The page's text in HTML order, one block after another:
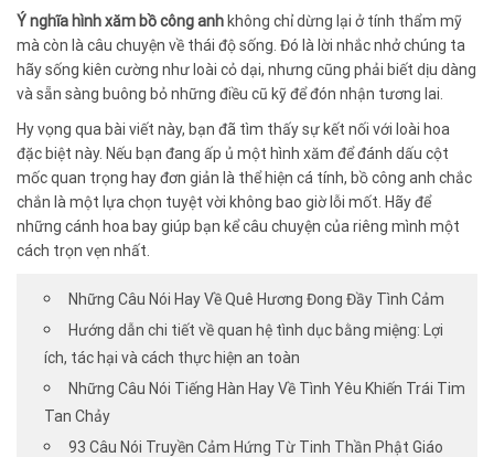
Ý nghĩa hình xăm bồ công anhkhông chỉ dừng lại ở tính thẩm mỹ
mà còn là câu chuyện về thái độ sống. Đó là lời nhắc nhở chúng ta
hãy sống kiên cường như loài cỏ dại, nhưng cũng phải biết dịu dàng
và sẵn sàng buông bỏ những điều cũ kỹ để đón nhận tương lai.
Hy vọng qua bài viết này, bạn đã tìm thấy sự kết nối với loài hoa
đặc biệt này. Nếu bạn đang ấp ủ một hình xăm để đánh dấu cột
mốc quan trọng hay đơn giản là thể hiện cá tính, bồ công anh chắc
chắn là một lựa chọn tuyệt vời không bao giờ lỗi mốt. Hãy để
những cánh hoa bay giúp bạn kể câu chuyện của riêng mình một
cách trọn vẹn nhất.
Những Câu Nói Hay Về Quê Hương Đong Đầy Tình Cảm
Hướng dẫn chi tiết về quan hệ tình dục bằng miệng: Lợi
ích, tác hại và cách thực hiện an toàn
Những Câu Nói Tiếng Hàn Hay Về Tình Yêu Khiến Trái Tim
Tan Chảy
93 Câu Nói Truyền Cảm Hứng Từ Tinh Thần Phật Giáo